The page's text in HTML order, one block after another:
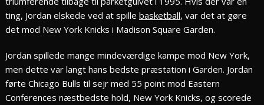
ting, Jordan elskede ved at spille basketball, var det at gøre
det mod New York Knicks i Madison Square Garden.
Jordan spillede mange mindeværdige kampe mod New York,
men dette var langt hans bedste præstation i Garden. Jordan
førte Chicago Bulls til sejr med 55 point mod Eastern
Conferences næstbedste hold, New York Knicks, og scorede